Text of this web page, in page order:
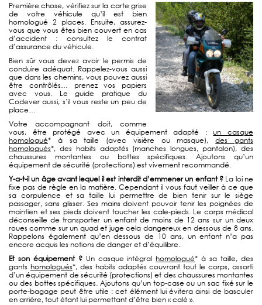
Première chose, vérifiez sur la carte grise
de votre véhicule qu’il est bien
homologué 2 places. Ensuite, assurez-
vous que vous êtes bien couvert en cas
d’accident : consultez le contrat
d’assurance du véhicule.
Bien sûr vous devez avoir le permis de
conduire adéquat. Rappelez-vous aussi
que dans les chemins, vous pouvez aussi
être contrôlés… prenez vos papiers
avec vous. Le guide pratique du
Codever aussi, s’il vous reste un peu de
place…
Votre accompagnant doit, comme
vous, être protégé avec un équipement adapté :un casque
homologué* à sa taille (avec visière ou masque),des gants
homologués*, des habits adaptés (manches longues, pantalon), des
chaussures montantes ou bottes spécifiques. Ajoutons qu’un
équipement de sécurité (protections) est vivement recommandé.
Y-a-t-il un âge avant lequel il est interdit d’emmener un enfant ?La loi ne
fixe pas de règle en la matière. Cependant il vous faut veiller à ce que
sa corpulence et sa taille lui permettre de bien tenir sur le siège
passager, sans glisser. Ses mains doivent pouvoir tenir les poignées de
maintien et ses pieds doivent toucher les cale-pieds. Le corps médical
déconseille de transporter un enfant de moins de 12 ans sur un deux
roues comme sur un quad et juge cela dangereux en dessous de 8 ans.
Rappelons également qu’en dessous de 10 ans, un enfant n’a pas
encore acquis les notions de danger et d’équilibre.
Et son équipement ?Un casque intégral homologué* à sa taille, des
gants homologués*, des habits adaptés couvrant tout le corps, assorti
d’un équipement de sécurité (protections) et des chaussures montantes
ou des bottes spécifiques. Ajoutons qu’un top-case ou un sac fixé sur le
porte-bagage peut être utile : cet élément lui évitera ainsi de basculer
en arrière, tout étant lui permettant d’être bien « calé ».